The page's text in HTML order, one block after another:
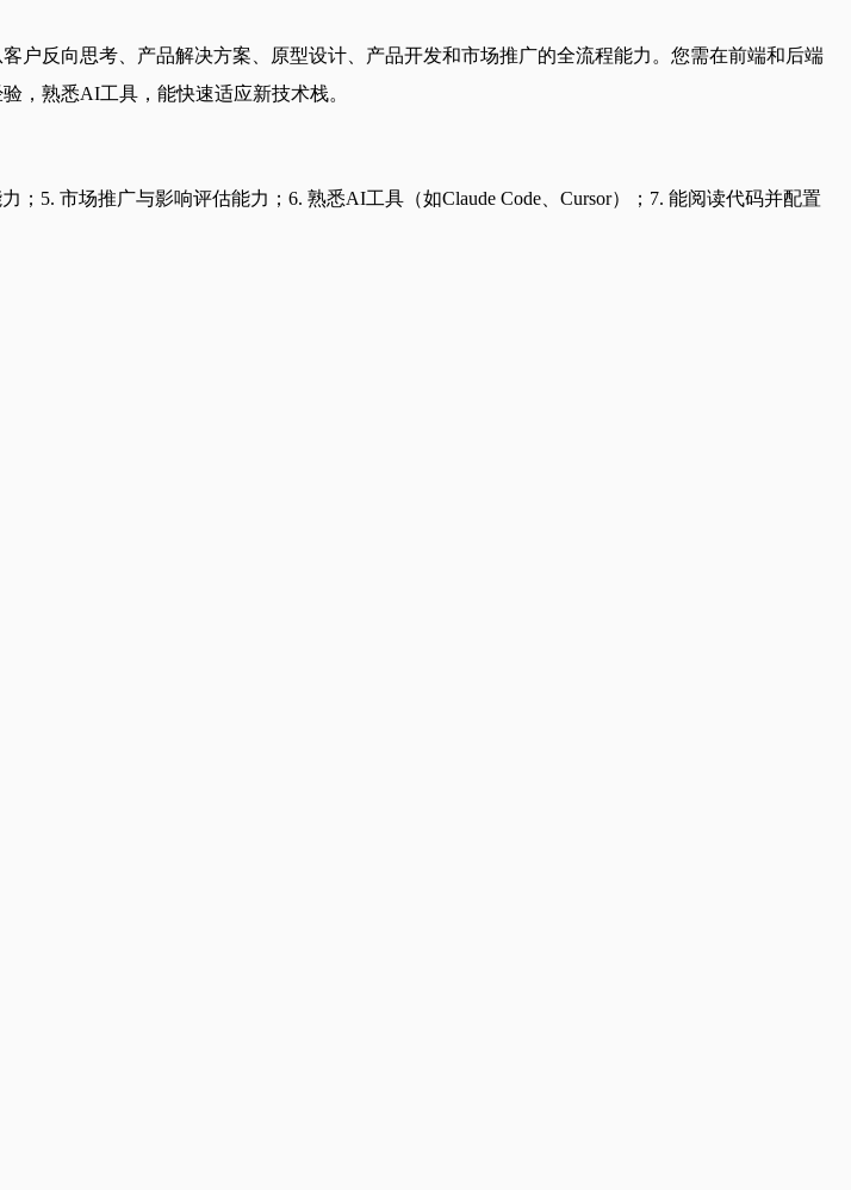
反向思考、产品解决方案、原型设计、产品开发和市场推广的全流程能力。您需在前端和后端
，熟悉AI工具，能快速适应新技术栈。
5. 市场推广与影响评估能力；6. 熟悉AI工具（如Claude Code、Cursor）；7. 能阅读代码并配置